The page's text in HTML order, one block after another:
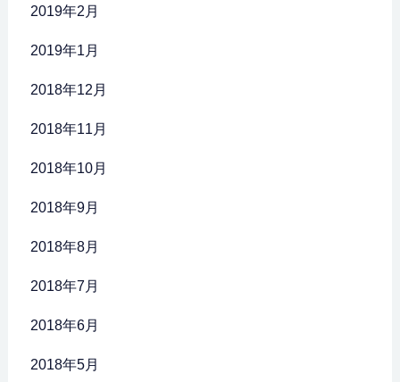
2019年2月
2019年1月
2018年12月
2018年11月
2018年10月
2018年9月
2018年8月
2018年7月
2018年6月
2018年5月